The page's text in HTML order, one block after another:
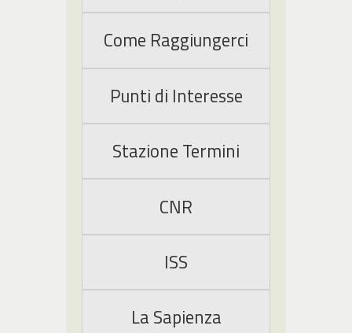
Come Raggiungerci
Punti di Interesse
Stazione Termini
CNR
ISS
La Sapienza